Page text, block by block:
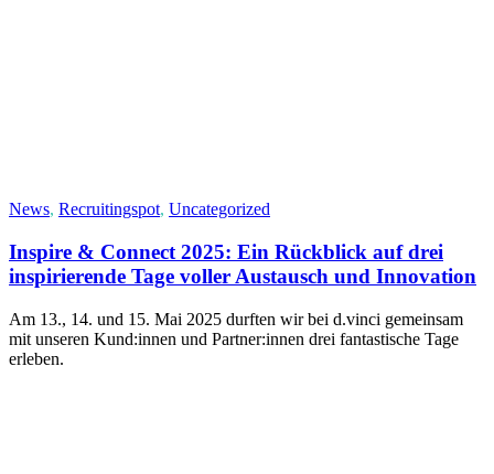
News, Recruitingspot, Uncategorized
Inspire & Connect 2025: Ein Rückblick auf drei
inspirierende Tage voller Austausch und Innovation
Am 13., 14. und 15. Mai 2025 durften wir bei d.vinci gemeinsam
mit unseren Kund:innen und Partner:innen drei fantastische Tage
erleben.